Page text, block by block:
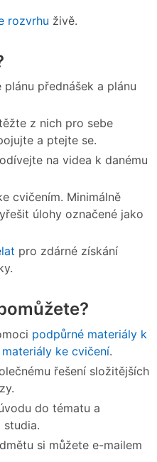
rozvrhu živě.
přednášek a plánu
z nich pro sebe
a ptejte se.
na videa k danému
cvičením. Minimálně
úlohy označené jako
pro zdárné získání
podpůrné materiály k
ke cvičení.
řešení složitějších
do tématu a
studia.
si můžete e-mailem